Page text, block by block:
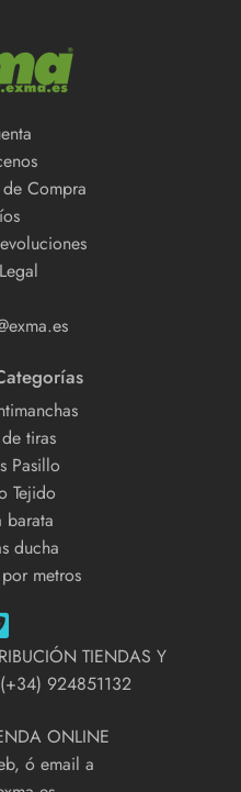
Compra
tiras
Pasillo
Tejido
barata
ducha
metros
TIENDAS Y
924851132
ONLINE
ó email a